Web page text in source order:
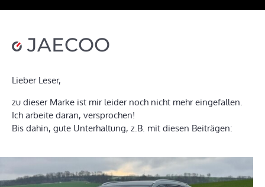
JAECOO
Lieber Leser,
zu dieser Marke ist mir leider noch nicht mehr eingefallen.
Ich arbeite daran, versprochen!
Bis dahin, gute Unterhaltung, z.B. mit diesen Beiträgen: